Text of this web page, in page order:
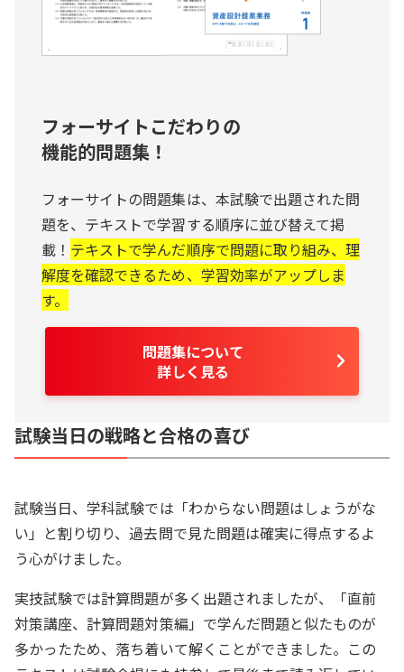
フォーサイトこだわりの
機能的問題集！
フォーサイトの問題集は、本試験で出題された問
題を、テキストで学習する順序に並び替えて掲
載！ テキストで学んだ順序で問題に取り組み、理
解度を確認できるため、学習効率がアップしま
す。
問題集について
詳しく見る
試験当日の戦略と合格の喜び
試験当日、学科試験では「わからない問題はしょうがな
い」と割り切り、過去問で見た問題は確実に得点するよ
う心がけました。
実技試験では計算問題が多く出題されましたが、「直前
対策講座、計算問題対策編」で学んだ問題と似たものが
多かったため、落ち着いて解くことができました。この